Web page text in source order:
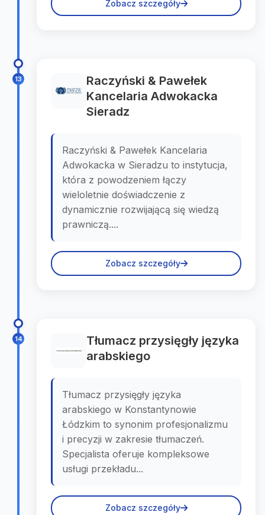
Zobacz szczegóły
13
Raczyński & Pawełek
Kancelaria Adwokacka
Sieradz
Raczyński & Pawełek Kancelaria
Adwokacka w Sieradzu to instytucja,
która z powodzeniem łączy
wieloletnie doświadczenie z
dynamicznie rozwijającą się wiedzą
prawniczą....
Zobacz szczegóły
14
Tłumacz przysięgły języka
arabskiego
Tłumacz przysięgły języka
arabskiego w Konstantynowie
Łódzkim to synonim profesjonalizmu
i precyzji w zakresie tłumaczeń.
Specjalista oferuje kompleksowe
usługi przekładu...
Zobacz szczegóły